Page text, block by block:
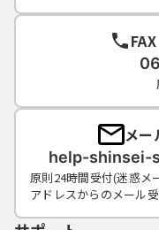
５ 電子証明
（１）利用者
出等の手続を
「電子署名」
あります。電
は、自ら電子
のデータに署
す。
メー
help-shinsei-
原則24時間受付(迷惑メ
アドレスからのメール